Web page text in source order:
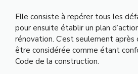
Elle consiste à repérer tous les
pour ensuite établir un plan
rénovation. C’est seulement
être considérée comme étant
Code de la construction.